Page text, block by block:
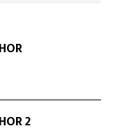
2